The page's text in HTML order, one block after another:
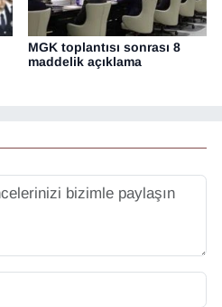
MGK toplantısı sonrası 8
maddelik açıklama